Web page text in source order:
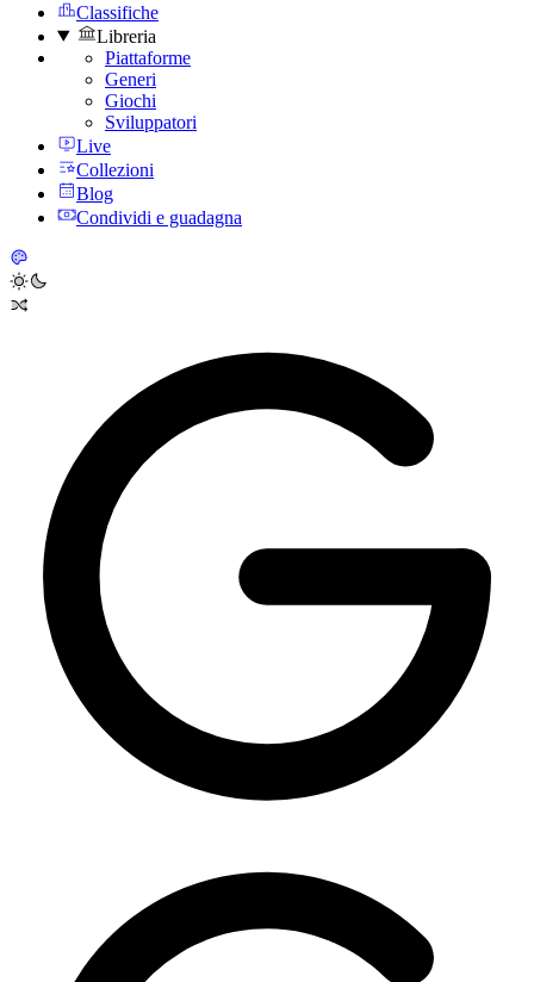
Classifiche
Libreria
Piattaforme
Generi
Giochi
Sviluppatori
Live
Collezioni
Blog
Condividi e guadagna